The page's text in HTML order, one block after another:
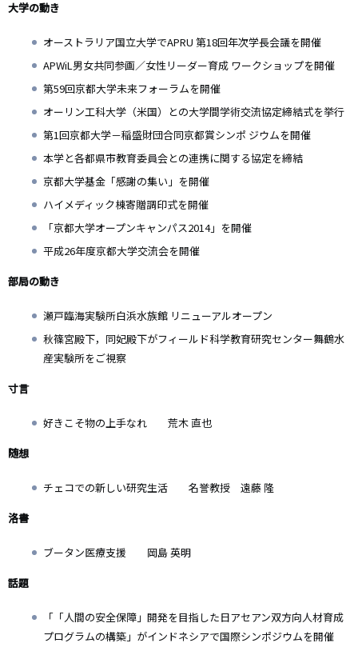
大学の動き
オーストラリア国立大学でAPRU 第18回年次学長会議を開催
APWiL男女共同参画／女性リーダー育成 ワークショップを開催
第59回京都大学未来フォーラムを開催
オーリン工科大学（米国）との大学間学術交流協定締結式を挙行
第1回京都大学－稲盛財団合同京都賞シンポ ジウムを開催
本学と各都県市教育委員会との連携に関する協定を締結
京都大学基金「感謝の集い」を開催
ハイメディック棟寄贈調印式を開催
「京都大学オープンキャンパス2014」を開催
平成26年度京都大学交流会を開催
部局の動き
瀬戸臨海実験所白浜水族館 リニューアルオープン
秋篠宮殿下，同妃殿下がフィールド科学教育研究センター舞鶴水
産実験所をご視察
寸言
好きこそ物の上手なれ 荒木 直也
随想
チェコでの新しい研究生活 名誉教授 遠藤 隆
洛書
ブータン医療支援 岡島 英明
話題
「「人間の安全保障」開発を目指した日アセアン双方向人材育成
プログラムの構築」がインドネシアで国際シンポジウムを開催